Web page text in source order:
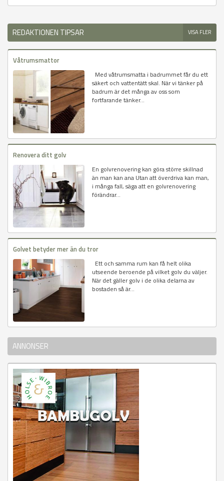
REDAKTIONEN TIPSAR VISA FLER
Våtrumsmattor
Med våtrumsmatta i badrummet får du ett
säkert och vattentätt skal. När vi tänker på
badrum är det många av oss som
fortfarande tänker...
Renovera ditt golv
En golvrenovering kan göra större skillnad
än man kan ana Utan att överdriva kan man,
i många fall, säga att en golvrenovering
förändrar...
Golvet betyder mer än du tror
Ett och samma rum kan få helt olika
utseende beroende på vilket golv du väljer.
När det gäller golv i de olika delarna av
bostaden så är...
ANNONSER